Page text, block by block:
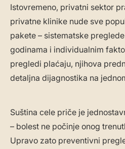
Istovremeno, privatni sektor
privatne klinike nude sve
pakete – sistematske
godinama i individualnim
pregledi plaćaju, njihova
detaljna dijagnostika na
Suština cele priče je
– bolest ne počinje onog
Upravo zato preventivni